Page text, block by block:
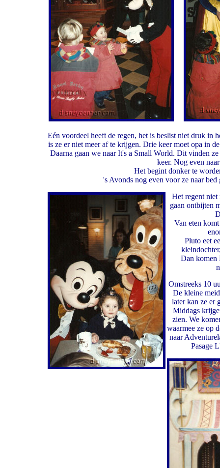
Eén voordeel heeft de regen, het is beslist niet druk in
is ze er niet meer af te krijgen. Drie keer moet opa in
Daarna gaan we naar It's a Small World. Dit vinden
keer. Nog even
Het begint donker te
's Avonds nog even voor ze naar
Het regent niet
gaan ontbijten
Van eten
Pluto eet
Dan komen
Omstreeks 10
De kleine
later kan ze er
Middags
zien. We
waarmee ze op
naar
Pasage